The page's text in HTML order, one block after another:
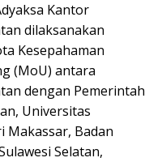
Kantor
dilaksanakan
Kesepahaman
(MoU) antara
dengan Pemerintah
Universitas
Makassar, Badan
Selatan,